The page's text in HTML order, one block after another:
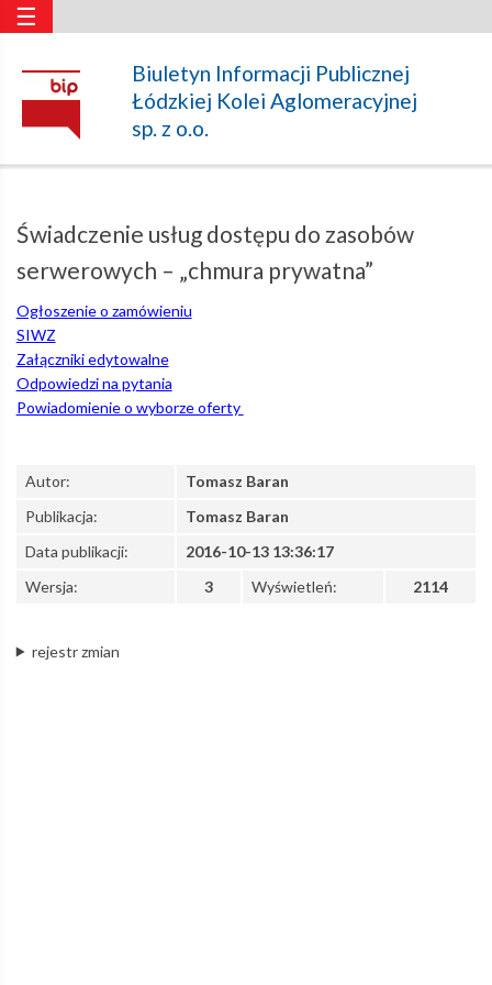
Świadczenie
usług
dostępu
do
zasobów
serwerowych
„chmura
Biuletyn Informacji Publicznej
Łódzkiej Kolei Aglomeracyjnej
sp. z o.o.
☰
Świadczenie usług dostępu do zasobów
serwerowych – „chmura prywatna”
Ogłoszenie o zamówieniu
SIWZ
Załączniki edytowalne
Odpowiedzi na pytania
Powiadomienie o wyborze oferty
Autor: Tomasz Baran
Wersja: 3 Wyświetleń: 2114
Publikacja:
Tomasz Baran
Data publikacji:
2016-10-13 13:36:17
rejestr zmian